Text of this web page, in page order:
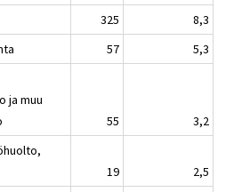
325
8,3
57
5,3
ja muu
55
3,2
19
2,5